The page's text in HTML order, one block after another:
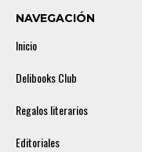
NAVEGACIÓN
Inicio
Delibooks Club
Regalos literarios
Editoriales